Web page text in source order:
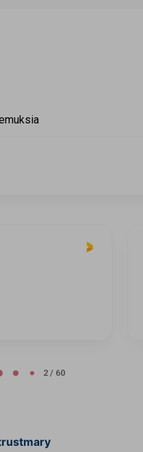
2 / 60